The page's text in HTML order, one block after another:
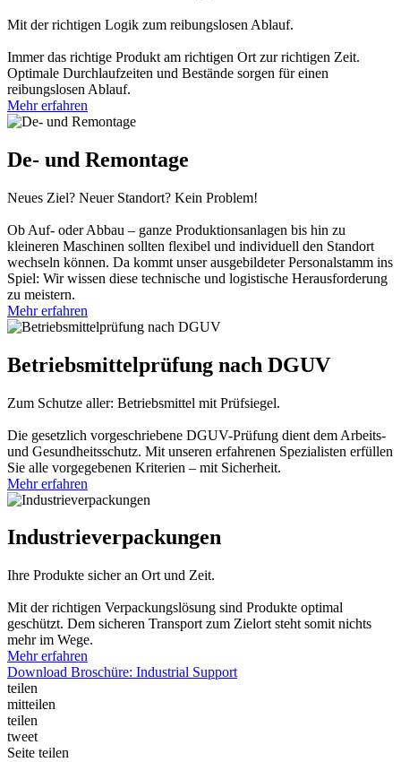
Mit der richtigen Logik zum reibungslosen Ablauf.
Immer das richtige Produkt am richtigen Ort zur richtigen Zeit.
Optimale Durchlaufzeiten und Bestände sorgen für einen
reibungslosen Ablauf.
Mehr erfahren
De- und Remontage
Neues Ziel? Neuer Standort? Kein Problem!
Ob Auf- oder Abbau – ganze Produktionsanlagen bis hin zu
kleineren Maschinen sollten flexibel und individuell den Standort
wechseln können. Da kommt unser ausgebildeter Personalstamm ins
Spiel: Wir wissen diese technische und logistische Herausforderung
zu meistern.
Mehr erfahren
Betriebsmittel­prüfung nach DGUV
Zum Schutze aller: Betriebsmittel mit Prüfsiegel.
Die gesetzlich vorgeschriebene DGUV-Prüfung dient dem Arbeits-
und Gesundheitsschutz. Mit unseren erfahrenen Spezialisten erfüllen
Sie alle vorgegebenen Kriterien – mit Sicherheit.
Mehr erfahren
Industrie­verpackungen
Ihre Produkte sicher an Ort und Zeit.
Mit der richtigen Verpackungslösung sind Produkte optimal
geschützt. Dem sicheren Transport zum Zielort steht somit nichts
mehr im Wege.
Mehr erfahren
Download Broschüre: Industrial Support
teilen
mitteilen
teilen
tweet
Seite teilen